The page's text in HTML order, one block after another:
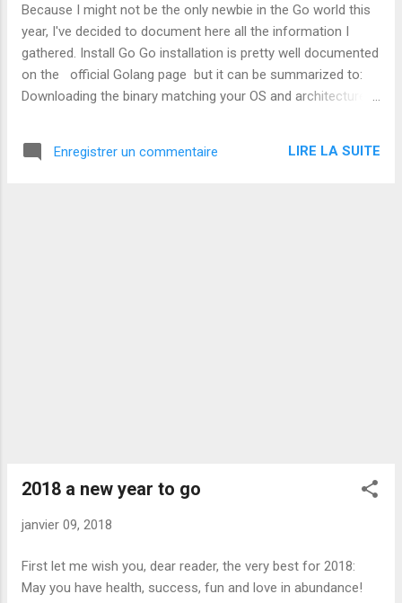
consistent in the time you allocate to a project/task will
boost your productivity. Don’t take my word for it, but make
an experience: Code one day a week on a proj...
Because I might not be the only newbie in the Go world this
year, I've decided to document here all the information I
gathered. Install Go Go installation is pretty well documented
on the official Golang page but it can be summarized to:
Downloading the binary matching your OS and architecture
amd64.tar.gz Extracting the software (/usr/local/go seems
Enregistrer un commentaire LIRE LA SUITE
2018 a new year to go
janvier 09, 2018
First let me wish you, dear reader, the very best for 2018:
May you have health, success, fun and love in abundance!